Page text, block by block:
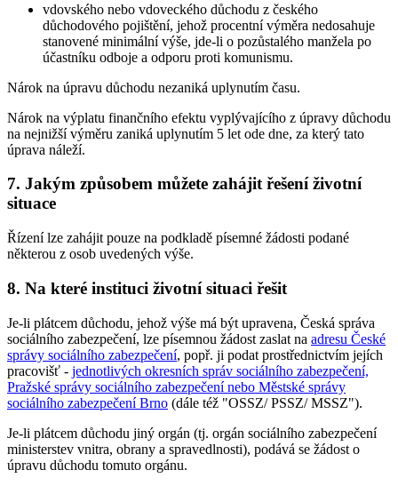
vdovského nebo vdoveckého důchodu z českého
důchodového pojištění, jehož procentní výměra nedosahuje
stanovené minimální výše, jde-li o pozůstalého manžela po
účastníku odboje a odporu proti komunismu.
Nárok na úpravu důchodu nezaniká uplynutím času.
Nárok na výplatu finančního efektu vyplývajícího z úpravy důchodu
na nejnižší výměru zaniká uplynutím 5 let ode dne, za který tato
úprava náleží.
7. Jakým způsobem můžete zahájit řešení životní
situace
Řízení lze zahájit pouze na podkladě písemné žádosti podané
některou z osob uvedených výše.
8. Na které instituci životní situaci řešit
Je-li plátcem důchodu, jehož výše má být upravena, Česká správa
sociálního zabezpečení, lze písemnou žádost zaslat na adresu České
správy sociálního zabezpečení, popř. ji podat prostřednictvím jejích
pracovišť - jednotlivých okresních správ sociálního zabezpečení,
Pražské správy sociálního zabezpečení nebo Městské správy
sociálního zabezpečení Brno (dále též "OSSZ/ PSSZ/ MSSZ").
Je-li plátcem důchodu jiný orgán (tj. orgán sociálního zabezpečení
ministerstev vnitra, obrany a spravedlnosti), podává se žádost o
úpravu důchodu tomuto orgánu.